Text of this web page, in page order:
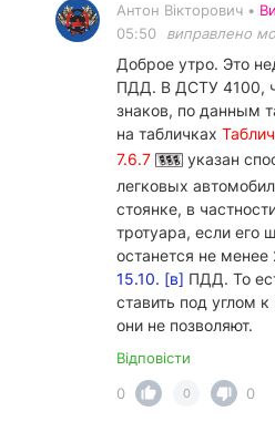
Антон Вікторович •
05:50
виправлено
Доброе утро. Это
ПДД. В ДСТУ 4100,
знаков, по данным
на табличках
7.6.7
указан
легковых
стоянке, в
тротуара, если его
останется не менее
15.10. [в] ПДД. То
ставить под углом
они не позволяют.
Відповісти
0
0 0